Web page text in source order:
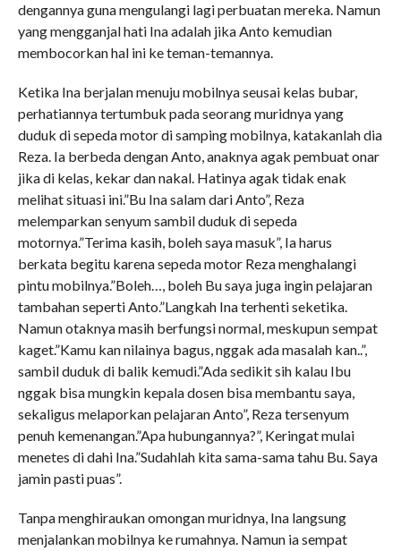
dengannya guna mengulangi lagi perbuatan mereka. Namun
yang mengganjal hati Ina adalah jika Anto kemudian
membocorkan hal ini ke teman-temannya.
Ketika Ina berjalan menuju mobilnya seusai kelas bubar,
perhatiannya tertumbuk pada seorang muridnya yang
duduk di sepeda motor di samping mobilnya, katakanlah dia
Reza. Ia berbeda dengan Anto, anaknya agak pembuat onar
jika di kelas, kekar dan nakal. Hatinya agak tidak enak
melihat situasi ini.”Bu Ina salam dari Anto”, Reza
melemparkan senyum sambil duduk di sepeda
motornya.”Terima kasih, boleh saya masuk”, Ia harus
berkata begitu karena sepeda motor Reza menghalangi
pintu mobilnya.”Boleh…, boleh Bu saya juga ingin pelajaran
tambahan seperti Anto.”Langkah Ina terhenti seketika.
Namun otaknya masih berfungsi normal, meskupun sempat
kaget.”Kamu kan nilainya bagus, nggak ada masalah kan..”,
sambil duduk di balik kemudi.”Ada sedikit sih kalau Ibu
nggak bisa mungkin kepala dosen bisa membantu saya,
sekaligus melaporkan pelajaran Anto”, Reza tersenyum
penuh kemenangan.”Apa hubungannya?”, Keringat mulai
menetes di dahi Ina.”Sudahlah kita sama-sama tahu Bu. Saya
jamin pasti puas”.
Tanpa menghiraukan omongan muridnya, Ina langsung
menjalankan mobilnya ke rumahnya. Namun ia sempat